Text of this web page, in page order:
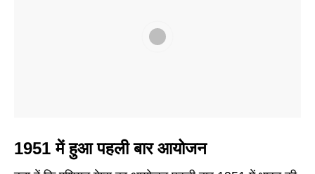
1951 में हुआ पहली बार आयोजन